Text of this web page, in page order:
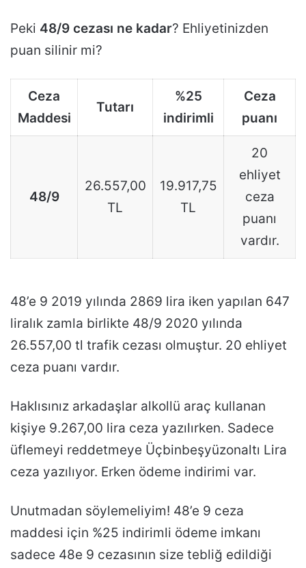
Peki 48/9 cezası ne kadar? Ehliyetinizden
puan silinir mi?
Ceza
Maddesi
Tutarı
%25
indirimli
Ceza
puanı
48/9
26.557,00
TL
19.917,75
TL
20
ehliyet
ceza
puanı
vardır.
48’e 9 2019 yılında 2869 lira iken yapılan 647
liralık zamla birlikte 48/9 2020 yılında
26.557,00 tl trafik cezası olmuştur. 20 ehliyet
ceza puanı vardır.
Haklısınız arkadaşlar alkollü araç kullanan
kişiye 9.267,00 lira ceza yazılırken. Sadece
üflemeyi reddetmeye Üçbinbeşyüzonaltı Lira
ceza yazılıyor. Erken ödeme indirimi var.
Unutmadan söylemeliyim! 48’e 9 ceza
maddesi için %25 indirimli ödeme imkanı
sadece 48e 9 cezasının size tebliğ edildiği